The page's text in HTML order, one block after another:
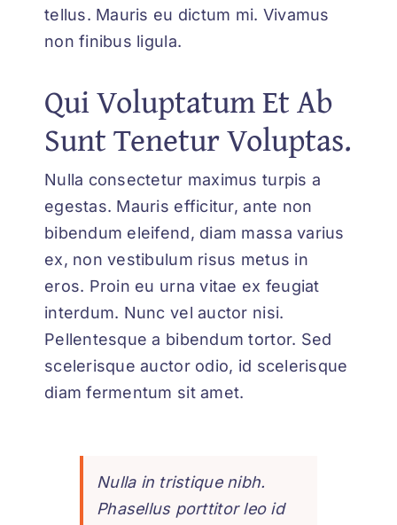
tellus. Mauris eu dictum mi. Vivamus
non finibus ligula.
Qui Voluptatum Et Ab
Sunt Tenetur Voluptas.
Nulla consectetur maximus turpis a
egestas. Mauris efficitur, ante non
bibendum eleifend, diam massa varius
ex, non vestibulum risus metus in
eros. Proin eu urna vitae ex feugiat
interdum. Nunc vel auctor nisi.
Pellentesque a bibendum tortor. Sed
scelerisque auctor odio, id scelerisque
diam fermentum sit amet.
Nulla in tristique nibh.
Phasellus porttitor leo id